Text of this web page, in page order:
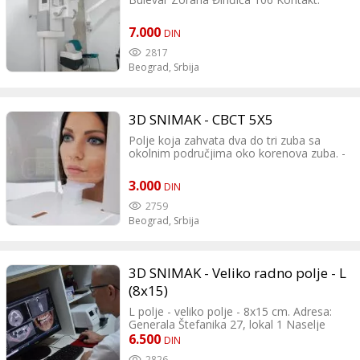
centar koristi za CBCT snimanja koristi
BEOGRAD - STARI MERKATOR, Palmira
Toljatija 5 +381 11 312 9899, +381 62
854 9111 CERAK, Ratka Mitrovića 150
+381 11 231 02 44, +381 62 1444 772
7.000 DIN
2817
Beograd, Srbija
3D SNIMAK - CBCT 5X5
Polje koja zahvata dva do tri zuba sa
okolnim područjima oko korenova zuba. -
(bivšeg Narodnog Fronta), Beograd
Kontakt: tel:011 265 6036 tel:065 265
6036
3.000 DIN
2759
Beograd, Srbija
3D SNIMAK - Veliko radno polje - L
(8x15)
L polje - veliko polje - 8x15 cm. Adresa:
Generala Štefanika 27, lokal 1 Naselje
Stepa Stepanović Kontakt: 011/ 77-07-117
6.500 DIN